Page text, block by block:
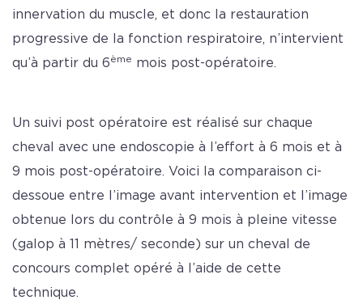
innervation du muscle, et donc la restauration
progressive de la fonction respiratoire, n’intervient
qu’à partir du 6ème mois post-opératoire.
Un suivi post opératoire est réalisé sur chaque
cheval avec une endoscopie à l’effort à 6 mois et à
9 mois post-opératoire. Voici la comparaison ci-
dessoue entre l’image avant intervention et l’image
obtenue lors du contrôle à 9 mois à pleine vitesse
(galop à 11 mètres/ seconde) sur un cheval de
concours complet opéré à l’aide de cette
technique.